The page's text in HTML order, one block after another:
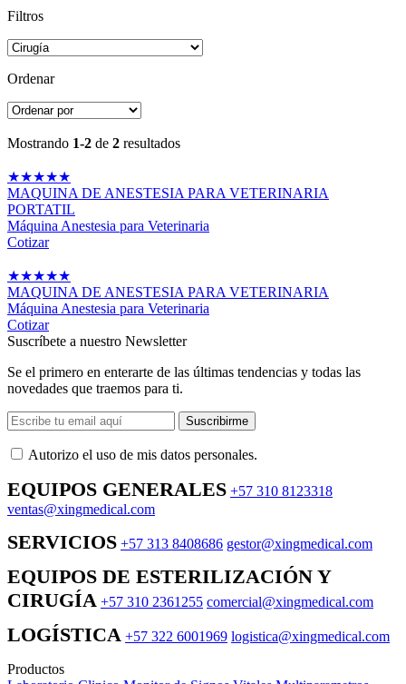
Filtros
Ordenar
Mostrando 1-2 de 2 resultados
★★★★★
MAQUINA DE ANESTESIA PARA VETERINARIA
PORTATIL
Máquina Anestesia para Veterinaria
Cotizar
★★★★★
MAQUINA DE ANESTESIA PARA VETERINARIA
Máquina Anestesia para Veterinaria
Cotizar
Suscríbete a nuestro Newsletter
Se el primero en enterarte de las últimas tendencias y todas las
novedades que traemos para ti.
Suscribirme
Autorizo ​​el uso de mis datos personales.
EQUIPOS GENERALES +57 310 8123318
ventas@xingmedical.com
SERVICIOS +57 313 8408686 gestor@xingmedical.com
EQUIPOS DE ESTERILIZACIÓN Y
CIRUGÍA +57 310 2361255 comercial@xingmedical.com
LOGÍSTICA +57 322 6001969 logistica@xingmedical.com
Productos